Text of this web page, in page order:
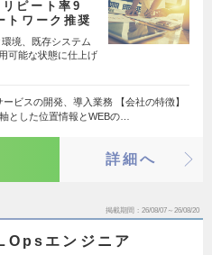
ピート率9
トワーク推奨
境、既存システム
可能な状態に仕上げ
ービスの開発、導入業務 【会社の特徴】
とした位置情報とWEBの…
詳細へ
掲載期間 26/08/07～26/08/20
エンジニア